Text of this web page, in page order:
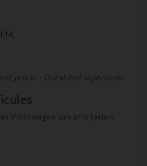
précis – Durabilité supérieure
Volkswagen suivants (selon